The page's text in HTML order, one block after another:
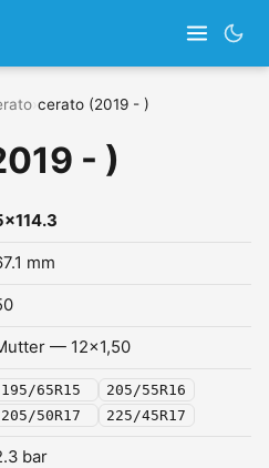
cerato (2019 - )
- )
mm
— 12x1,50
195/65R15
205/55R16
205/50R17
225/45R17
bar